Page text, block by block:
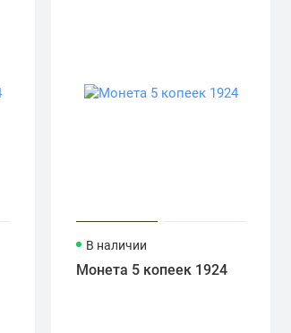
В наличии
Монета 5 копеек 1924